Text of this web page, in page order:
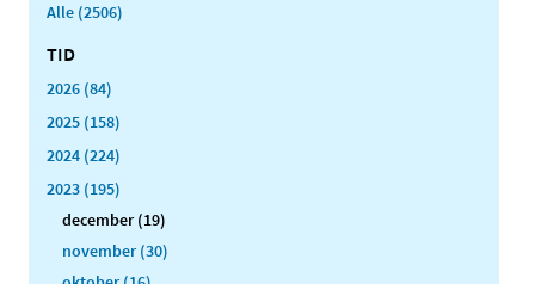
Alle (2506)
TID
2026 (84)
2025 (158)
2024 (224)
2023 (195)
december (19)
november (30)